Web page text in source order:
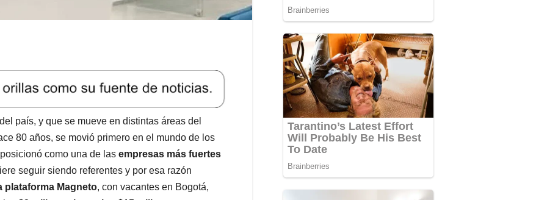
país, y que se mueve en distintas áreas del
80 años, se movió primero en el mundo de los
como una de las empresas más fuertes
seguir siendo referentes y por esa razón
plataforma Magneto, con vacantes en Bogotá,